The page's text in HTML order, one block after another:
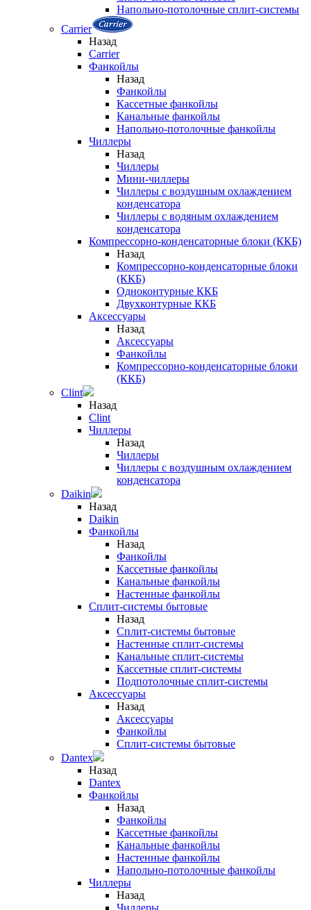
Напольно-потолочные сплит-системы
Carrier
Назад
Carrier
Фанкойлы
Назад
Фанкойлы
Кассетные фанкойлы
Канальные фанкойлы
Напольно-потолочные фанкойлы
Чиллеры
Назад
Чиллеры
Мини-чиллеры
Чиллеры с воздушным охлаждением
конденсатора
Чиллеры с водяным охлаждением
конденсатора
Компрессорно-конденсаторные блоки (ККБ)
Назад
Компрессорно-конденсаторные блоки
(ККБ)
Одноконтурные ККБ
Двухконтурные ККБ
Аксессуары
Назад
Аксессуары
Фанкойлы
Компрессорно-конденсаторные блоки
(ККБ)
Clint
Назад
Clint
Чиллеры
Назад
Чиллеры
Чиллеры с воздушным охлаждением
конденсатора
Daikin
Назад
Daikin
Фанкойлы
Назад
Фанкойлы
Кассетные фанкойлы
Канальные фанкойлы
Настенные фанкойлы
Сплит-системы бытовые
Назад
Сплит-системы бытовые
Настенные сплит-системы
Канальные сплит-системы
Кассетные сплит-системы
Подпотолочные сплит-системы
Аксессуары
Назад
Аксессуары
Фанкойлы
Сплит-системы бытовые
Dantex
Назад
Dantex
Фанкойлы
Назад
Фанкойлы
Кассетные фанкойлы
Канальные фанкойлы
Настенные фанкойлы
Напольно-потолочные фанкойлы
Чиллеры
Назад
Чиллеры